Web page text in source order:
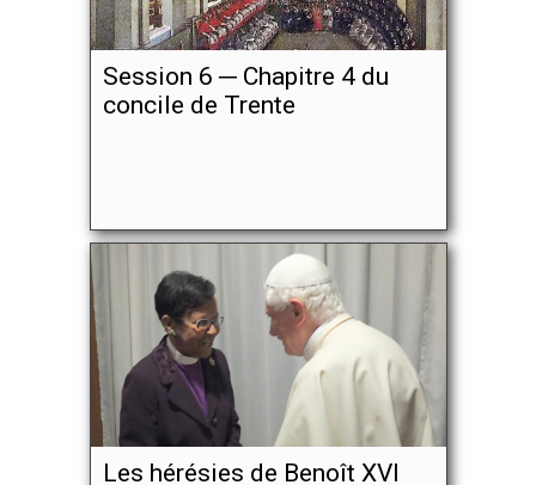
Session 6 ─ Chapitre 4 du
concile de Trente
Les hérésies de Benoît XVI